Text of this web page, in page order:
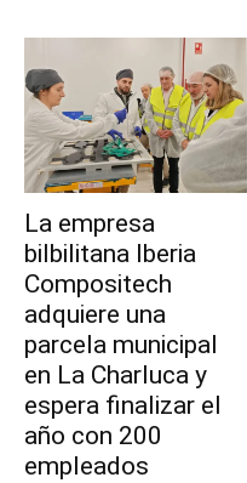
La empresa
bilbilitana Iberia
Compositech
adquiere una
parcela municipal
en La Charluca y
espera finalizar el
año con 200
empleados